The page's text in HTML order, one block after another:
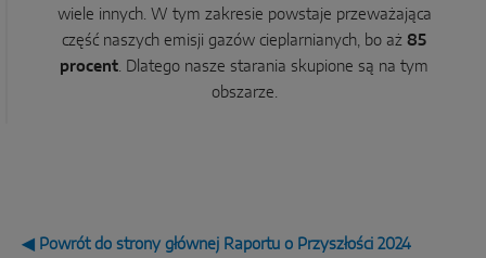
wiele innych. W tym zakresie powstaje przeważająca
część naszych emisji gazów cieplarnianych, bo aż 85
procent . Dlatego nasze starania skupione są na tym
obszarze.
◀ Powrót do strony głównej Raportu o Przyszłości 2024